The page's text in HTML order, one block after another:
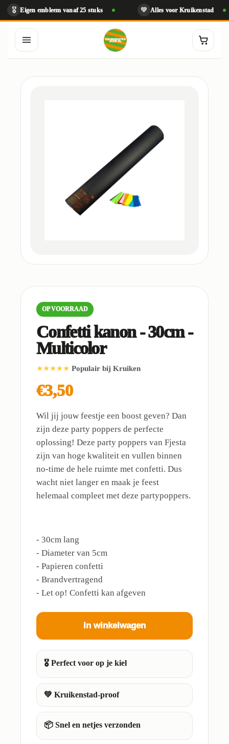
Eigen embleem vanaf 25 stuks Alles voor Kruikenstad
OP VOORRAAD
Confetti kanon - 30cm -
Multicolor
★★★★★ Populair bij Kruiken
€3,50
Wil jij jouw feestje een boost geven? Dan
zijn deze party poppers de perfecte
oplossing! Deze party poppers van Fjesta
zijn van hoge kwaliteit en vullen binnen
no-time de hele ruimte met confetti. Dus
wacht niet langer en maak je feest
helemaal compleet met deze partypoppers.
- 30cm lang
- Diameter van 5cm
- Papieren confetti
- Brandvertragend
- Let op! Confetti kan afgeven
In winkelwagen
🎖️ Perfect voor op je kiel
💚 Kruikenstad-proof
📦 Snel en netjes verzonden